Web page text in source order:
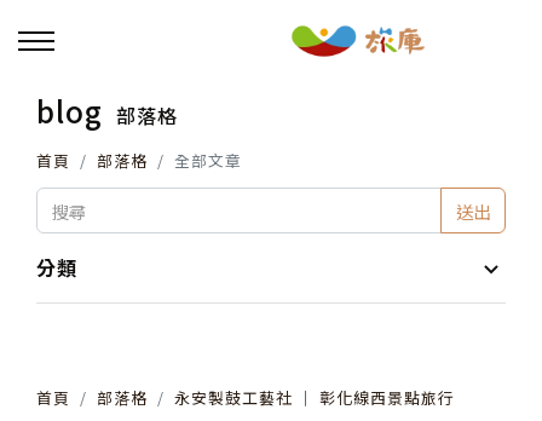
回主選單
活動報名
小旅行及主題導覽
其他活動
blog 部落格
首頁 部落格 全部文章
送出
分類
首頁 部落格 永安製鼓工藝社 │ 彰化線西景點旅行